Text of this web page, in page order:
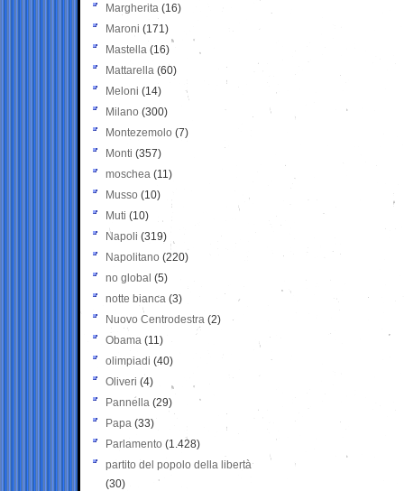
Margherita (16)
Maroni (171)
Mastella (16)
Mattarella (60)
Meloni (14)
Milano (300)
Montezemolo (7)
Monti (357)
moschea (11)
Musso (10)
Muti (10)
Napoli (319)
Napolitano (220)
no global (5)
notte bianca (3)
Nuovo Centrodestra (2)
Obama (11)
olimpiadi (40)
Oliveri (4)
Pannella (29)
Papa (33)
Parlamento (1.428)
partito del popolo della libertà
(30)